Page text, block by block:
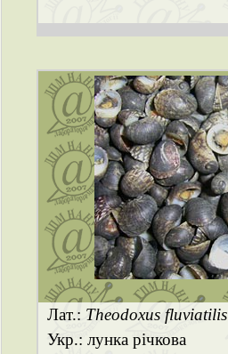
Лат.: Theodoxus fluviatilis
Укр.: лунка річкова